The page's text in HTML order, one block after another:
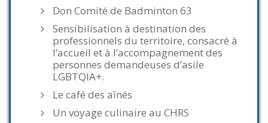
Don Comité de Badminton 63
Sensibilisation à destination des
professionnels du territoire, consacré à
l’accueil et à l’accompagnement des
personnes demandeuses d’asile
LGBTQIA+.
Le café des aînés
Un voyage culinaire au CHRS